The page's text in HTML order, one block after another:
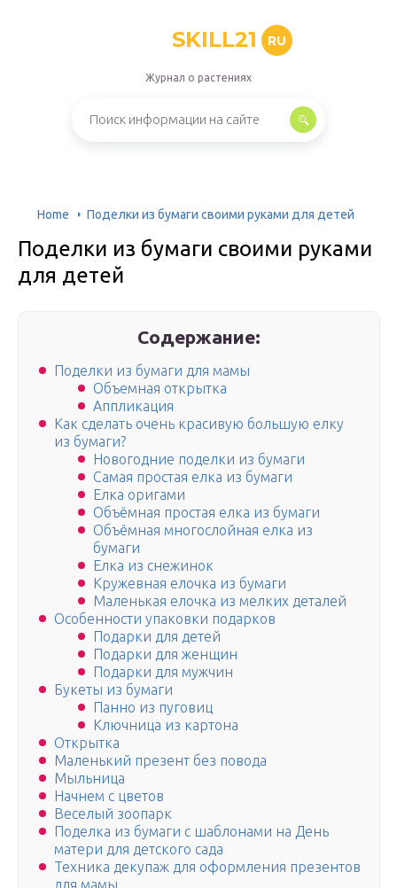
SKILL21 RU
Журнал о растениях
Home Поделки из бумаги своими руками для детей
Поделки из бумаги своими руками
для детей
Содержание:
Поделки из бумаги для мамы
Объемная открытка
Аппликация
Как сделать очень красивую большую елку
из бумаги?
Новогодние поделки из бумаги
Самая простая елка из бумаги
Елка оригами
Объёмная простая елка из бумаги
Объёмная многослойная елка из
бумаги
Елка из снежинок
Кружевная елочка из бумаги
Маленькая елочка из мелких деталей
Особенности упаковки подарков
Подарки для детей
Подарки для женщин
Подарки для мужчин
Букеты из бумаги
Панно из пуговиц
Ключница из картона
Открытка
Маленький презент без повода
Мыльница
Начнем с цветов
Веселый зоопарк
Поделка из бумаги с шаблонами на День
матери для детского сада
Техника декупаж для оформления презентов
для мамы